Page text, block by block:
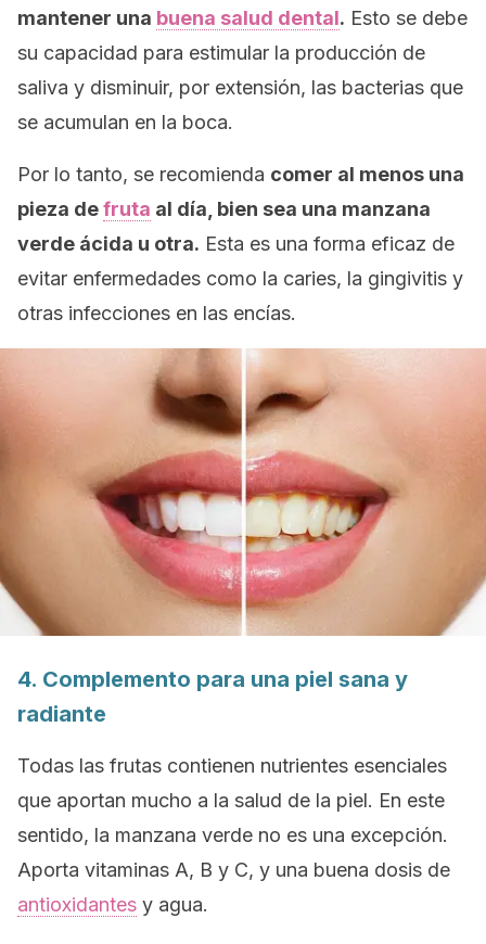
mantener una buena salud dental. Esto se debe
su capacidad para estimular la producción de
saliva y disminuir, por extensión, las bacterias que
se acumulan en la boca.
Por lo tanto, se recomienda comer al menos una
pieza defruta al día, bien sea una manzana
verde ácida u otra. Esta es una forma eficaz de
evitar enfermedades como la caries, la gingivitis y
otras infecciones en las encías.
4. Complemento para una piel sana y
radiante
Todas las frutas contienen nutrientes esenciales
que aportan mucho a la salud de la piel. En este
sentido, la manzana verde no es una excepción.
Aporta vitaminas A, B y C, y una buena dosis de
antioxidantes y agua.